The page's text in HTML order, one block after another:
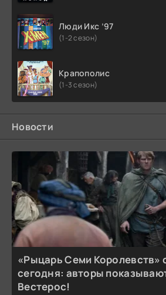
Люди Икс ’97
(1-2 сезон)
Крапополис
(1-3 сезон)
Новости
«Рыцарь Семи Королевств»
сегодня: авторы
Вестерос!